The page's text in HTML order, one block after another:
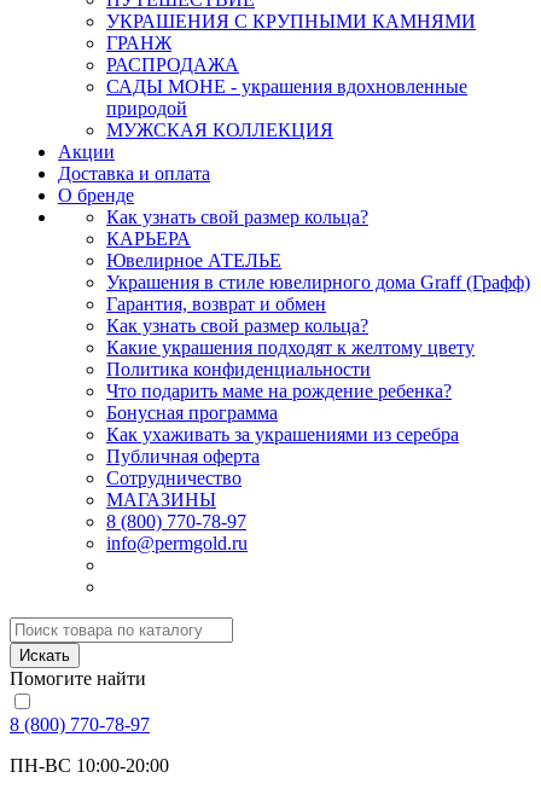
УКРАШЕНИЯ С КРУПНЫМИ КАМНЯМИ
ГРАНЖ
РАСПРОДАЖА
САДЫ МОНЕ - украшения вдохновленные
природой
МУЖСКАЯ КОЛЛЕКЦИЯ
Акции
Доставка и оплата
О бренде
Как узнать свой размер кольца?
КАРЬЕРА
Ювелирное АТЕЛЬЕ
Украшения в стиле ювелирного дома Graff (Графф)
Гарантия, возврат и обмен
Как узнать свой размер кольца?
Какие украшения подходят к желтому цвету
Политика конфиденциальности
Что подарить маме на рождение ребенка?
Бонусная программа
Как ухаживать за украшениями из серебра
Публичная оферта
Сотрудничество
МАГАЗИНЫ
8 (800) 770-78-97
info@permgold.ru
Искать
Помогите найти
8 (800) 770-78-97
ПН-ВС 10:00-20:00